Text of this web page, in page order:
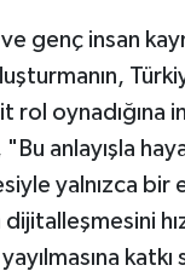
genç insan
rol oynadığına
"Bu anlayışla
yalnızca bir
katkı